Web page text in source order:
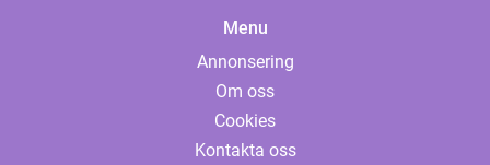
Menu
Annonsering
Om oss
Cookies
Kontakta oss